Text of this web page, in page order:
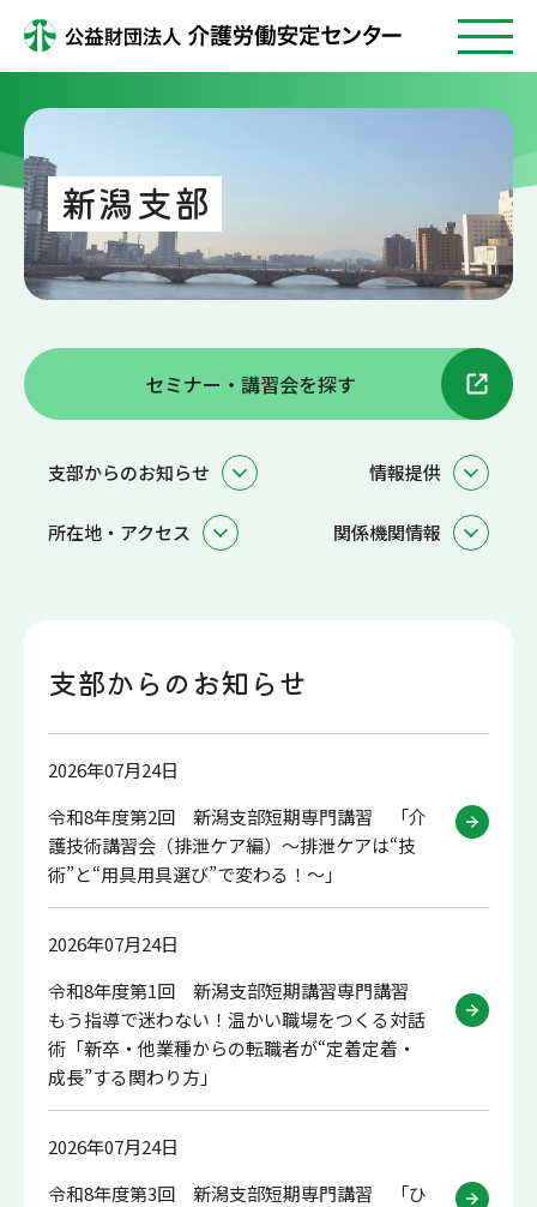
新潟支部
セミナー・講習会を探す
支部からのお知らせ 情報提供
所在地・アクセス 関係機関情報
支部からのお知らせ
2026年07月24日
令和8年度第2回 新潟支部短期専門講習 「介
護技術講習会（排泄ケア編）～排泄ケアは“技
術”と“用具用具選び”で変わる！～」
2026年07月24日
令和8年度第1回 新潟支部短期講習専門講習
もう指導で迷わない！温かい職場をつくる対話
術「新卒・他業種からの転職者が“定着定着・
成長”する関わり方」
2026年07月24日
令和8年度第3回 新潟支部短期専門講習 「ひ